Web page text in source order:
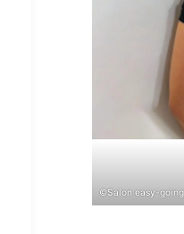
©Salon easy-going